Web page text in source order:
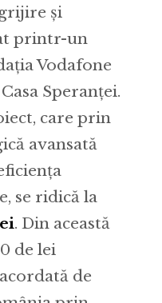
și
printr-un
Vodafone
Speranţei.
care prin
avansată
se ridică la
. Din această
de lei
de